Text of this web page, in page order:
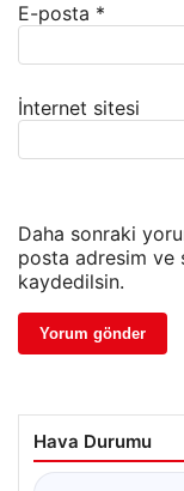
E-posta *
İnternet sitesi
Daha sonraki
posta adresim ve
kaydedilsin.
Hava Durumu